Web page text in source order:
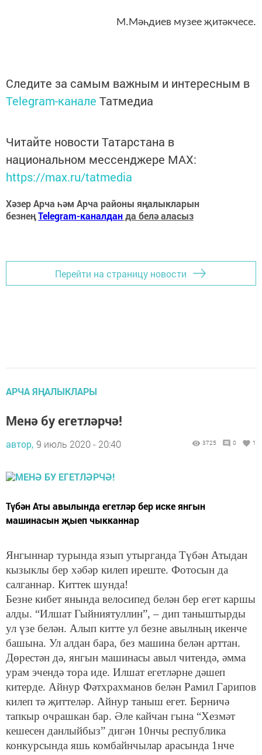
М.Мәһдиев музее җитәкчесе.
Следите за самым важным и интересным в
Telegram-канале Татмедиа
Читайте новости Татарстана в
национальном мессенджере MАХ:
https://max.ru/tatmedia
Хәзер Арча һәм Арча районы яңалыкларын
безнеңTelegram-каналданда белә аласыз
Перейти на страницу новости
АРЧА ЯҢАЛЫКЛАРЫ
Менә бу егетләрчә!
автор, 9 июль 2020 - 20:40 3725 0 1
Түбән Аты авылында егетләр бер иске янгын
машинасын җыеп чыкканнар
Янгыннар турында язып утырганда Түбән Атыдан
кызыклы бер хәбәр килеп иреште. Фотосын да
салганнар. Киттек шунда!
Безне кибет янында велосипед белән бер егет каршы
алды. “Илшат Гыйниятуллин”, – дип таныштырды
ул үзе белән. Алып китте ул безне авылның икенче
башына. Ул алдан бара, без машина белән арттан.
Дөрестән дә, янгын машинасы авыл читендә, әмма
урам эчендә тора иде. Илшат егетләрне дәшеп
китерде. Айнур Фәтхрахманов белән Рамил Гарипов
килеп тә җиттеләр. Айнур таныш егет. Берничә
тапкыр очрашкан бар. Әле кайчан гына “Хезмәт
кешесен данлыйбыз” дигән 10нчы республика
конкурсында яшь комбайнчылар арасында 1нче